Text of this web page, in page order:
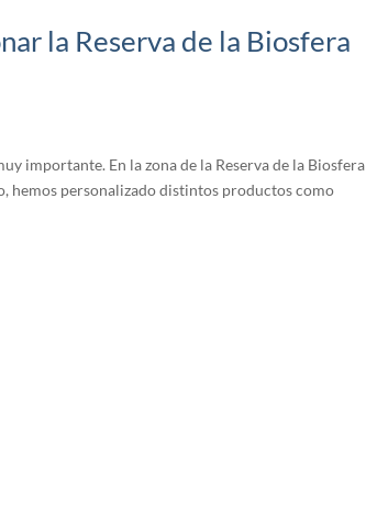
la Reserva de la Biosfera
importante. En la zona de la Reserva de la Biosfera
hemos personalizado distintos productos como